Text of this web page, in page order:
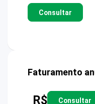
Consultar
Faturamento
R$ Consultar